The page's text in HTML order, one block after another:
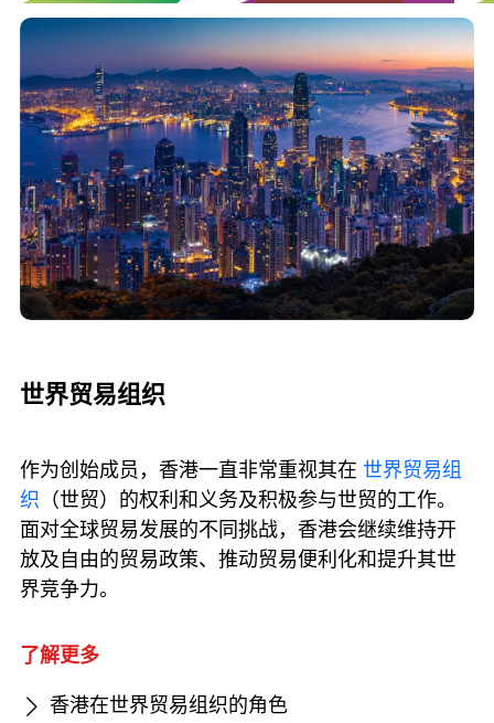
世界贸易组织
作为创始成员，香港一直非常重视其在 世界贸易组
织 （世贸）的权利和义务及积极参与世贸的工作。
面对全球贸易发展的不同挑战，香港会继续维持开
放及自由的贸易政策、推动贸易便利化和提升其世
界竞争力。
了解更多
香港在世界贸易组织的角色